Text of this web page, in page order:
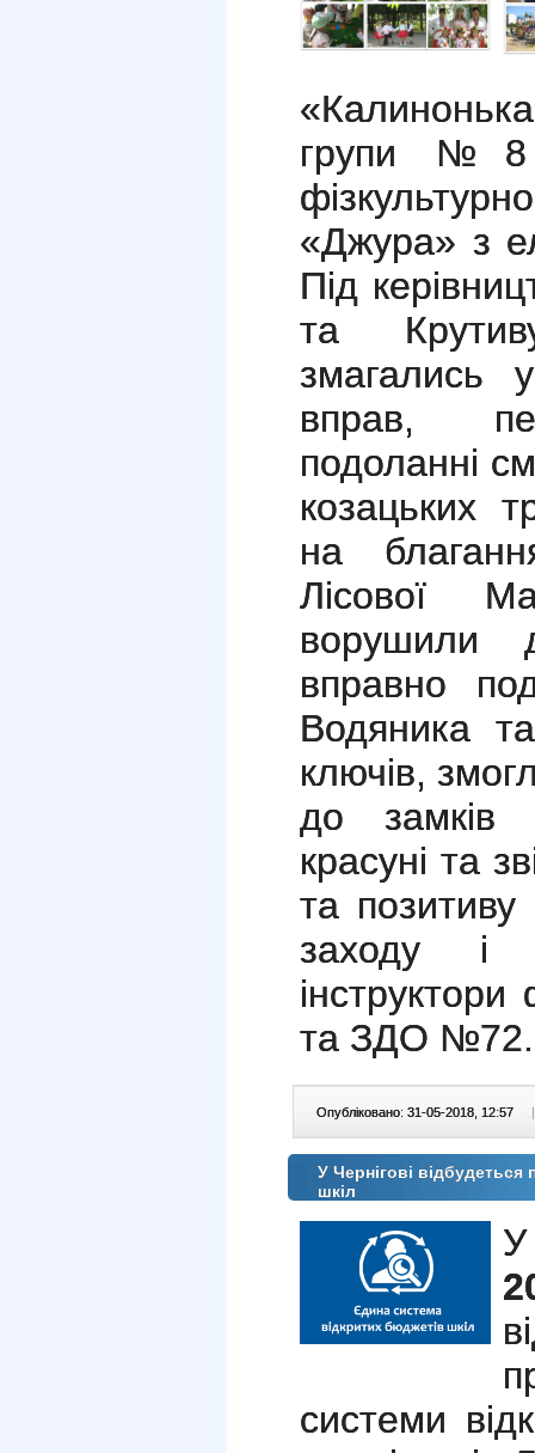
групи №8
«Джура» з
Під
та
змагались
вправ,
подоланні
козацьких
на
Лісової
ворушили
вправно
Водяника
ключів,
до замків
красуні та
та позитиву
заходу і
та ЗДО №72.
Опубліковано: 31-05-2018, 12:57 |
У Чернігові
шкіл
У
системи